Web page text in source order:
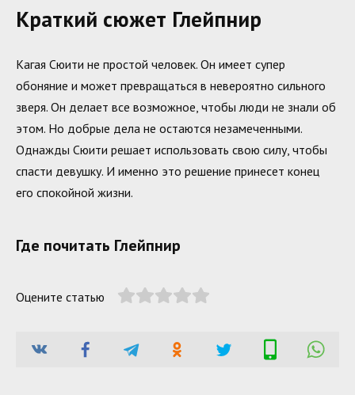
Краткий сюжет Глейпнир
Кагая Сюити не простой человек. Он имеет супер
обоняние и может превращаться в невероятно сильного
зверя. Он делает все возможное, чтобы люди не знали об
этом. Но добрые дела не остаются незамеченными.
Однажды Сюити решает использовать свою силу, чтобы
спасти девушку. И именно это решение принесет конец
его спокойной жизни.
Где почитать Глейпнир
Оцените статью